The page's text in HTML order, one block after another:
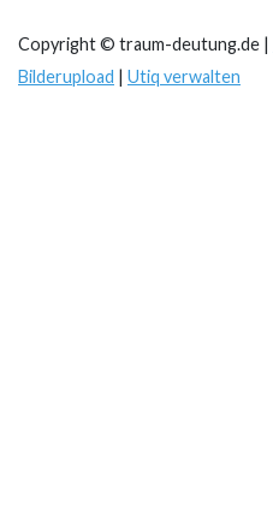
Copyright © traum-deutung.de |
Bilderupload | Utiq verwalten